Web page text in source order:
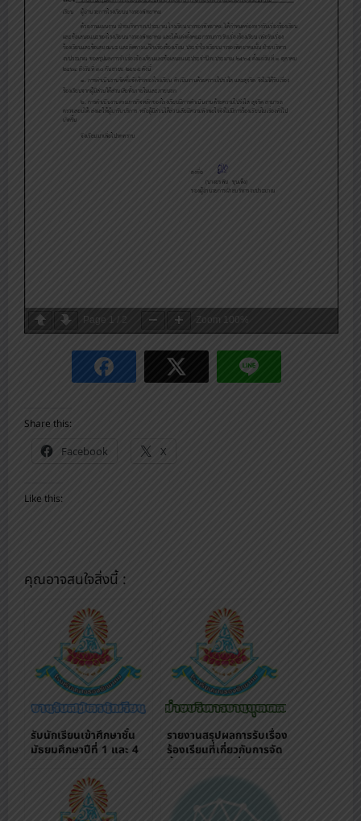
Page Zoom 100%
Share this:
Facebook
X
Like this:
คุณอาจสนใจสิ่งนี้ :
รับนักเรียนเข้าศึกษาชั้น
มัธยมศึกษาปีที่ 1 และ 4
รายงานสรุปผลการรับเรื่อง
ร้องเรียนที่เกี่ยวกับการจัด
เรียนทั่วไป